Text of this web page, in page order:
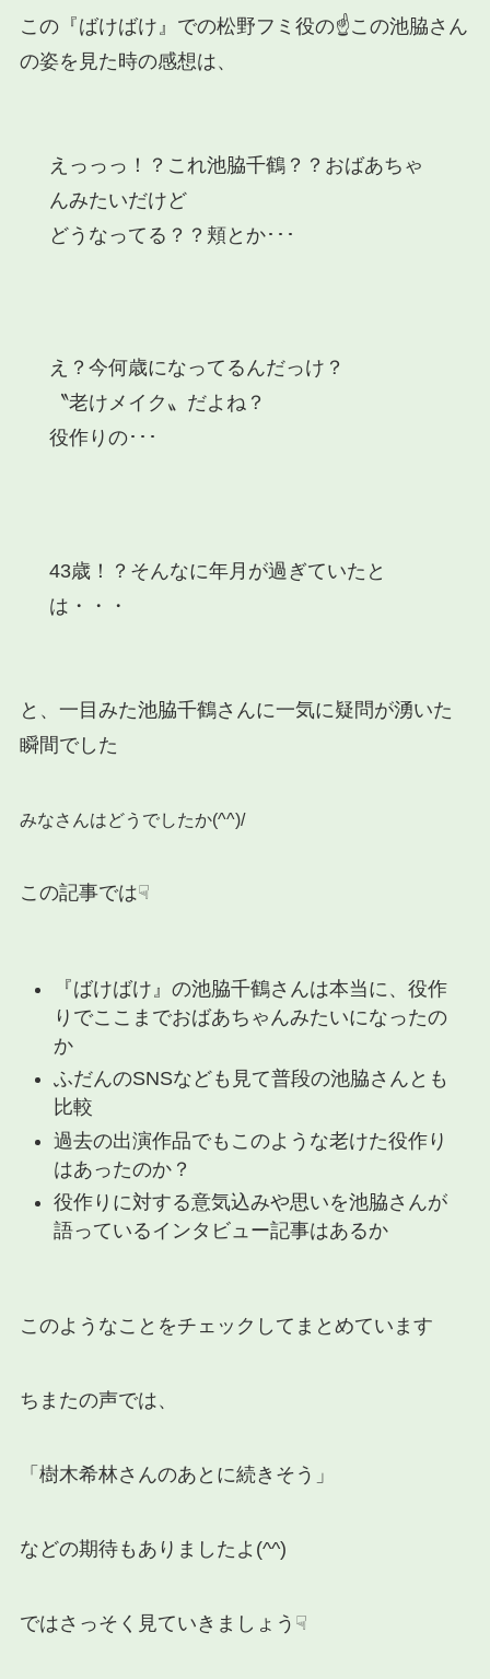
この『ばけばけ』での松野フミ役の☝この池脇さん
の姿を見た時の感想は、
えっっっ！？これ池脇千鶴？？おばあちゃ
んみたいだけど
どうなってる？？頬とか･･･
え？今何歳になってるんだっけ？
〝老けメイク〟だよね？
役作りの･･･
43歳！？そんなに年月が過ぎていたと
は・・・
と、一目みた池脇千鶴さんに一気に疑問が湧いた
瞬間でした
みなさんはどうでしたか(^^)/
この記事では☟
『ばけばけ』の池脇千鶴さんは本当に、役作
りでここまでおばあちゃんみたいになったの
か
ふだんのSNSなども見て普段の池脇さんとも
比較
過去の出演作品でもこのような老けた役作り
はあったのか？
役作りに対する意気込みや思いを池脇さんが
語っているインタビュー記事はあるか
このようなことをチェックしてまとめています
ちまたの声では、
「樹木希林さんのあとに続きそう」
などの期待もありましたよ(^^)
ではさっそく見ていきましょう☟